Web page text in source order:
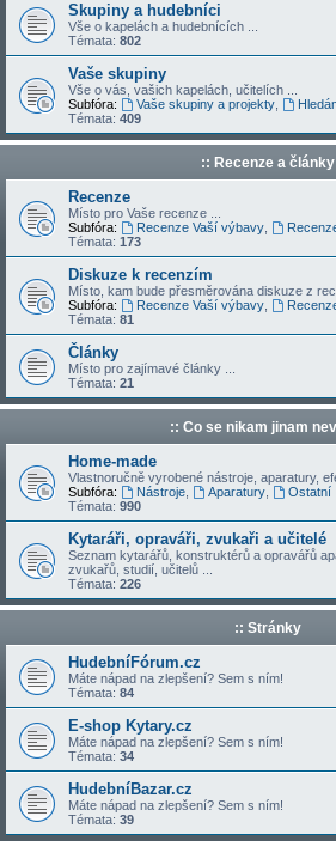
Skupiny a hudebníci
Vše o kapelách a hudebnících ...
Témata: 802
Vaše skupiny
Vše o vás, vašich kapelách, učitelích ...
Subfóra:
Vaše skupiny a projekty,
Témata: 409
:: Recenze a články
Recenze
Místo pro Vaše recenze ...
Subfóra:
Recenze Vaší výbavy,
Témata: 173
Diskuze k recenzím
Místo, kam bude přesměrována diskuze z
Subfóra:
Recenze Vaší výbavy,
Témata: 81
Články
Místo pro zajímavé články ...
Témata: 21
:: Co se nikam jinam
Home-made
Vlastnoručně vyrobené nástroje, aparatury,
Subfóra:
Nástroje, Aparatury,
Ostatní
Témata: 990
Kytaráři, opraváři, zvukaři a učitelé
Seznam kytarářů, konstruktérů a opravářů
zvukařů, studií, učitelů ...
Témata: 226
:: Stránky
HudebníFórum.cz
Máte nápad na zlepšení? Sem s ním!
Témata: 84
E-shop Kytary.cz
Máte nápad na zlepšení? Sem s ním!
Témata: 34
HudebníBazar.cz
Máte nápad na zlepšení? Sem s ním!
Témata: 39